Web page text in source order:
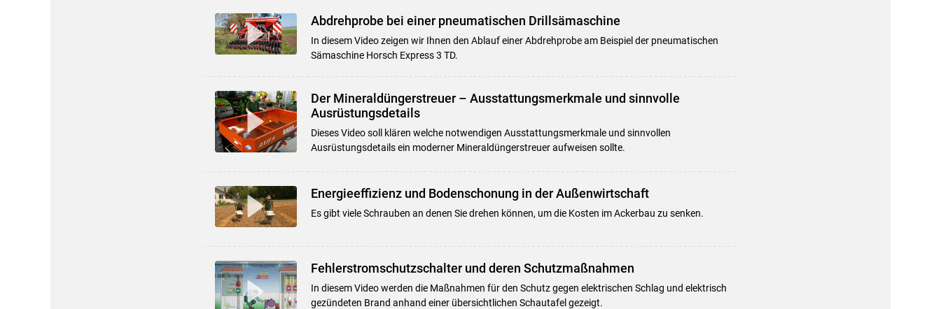
Abdrehprobe bei einer pneumatischen Drillsämaschine
In diesem Video zeigen wir Ihnen den Ablauf einer Abdrehprobe am Beispiel der pneumatischen
Sämaschine Horsch Express 3 TD.
Der Mineraldüngerstreuer – Ausstattungsmerkmale und sinnvolle
Ausrüstungsdetails
Dieses Video soll klären welche notwendigen Ausstattungsmerkmale und sinnvollen
Ausrüstungsdetails ein moderner Mineraldüngerstreuer aufweisen sollte.
Energieeffizienz und Bodenschonung in der Außenwirtschaft
Es gibt viele Schrauben an denen Sie drehen können, um die Kosten im Ackerbau zu senken.
Fehlerstromschutzschalter und deren Schutzmaßnahmen
In diesem Video werden die Maßnahmen für den Schutz gegen elektrischen Schlag und elektrisch
gezündeten Brand anhand einer übersichtlichen Schautafel gezeigt.